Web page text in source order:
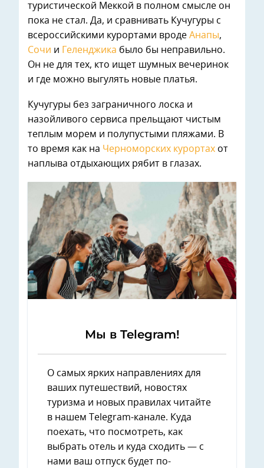
туристической Меккой в полном смысле он
пока не стал. Да, и сравнивать Кучугуры с
всероссийскими курортами вроде Анапы,
Сочи и Геленджика было бы неправильно.
Он не для тех, кто ищет шумных вечеринок
и где можно выгулять новые платья.
Кучугуры без заграничного лоска и
назойливого сервиса прельщают чистым
теплым морем и полупустыми пляжами. В
то время как на Черноморских курортах от
наплыва отдыхающих рябит в глазах.
Мы в Telegram!
О самых ярких направлениях для
ваших путешествий, новостях
туризма и новых правилах читайте
в нашем Telegram-канале. Куда
поехать, что посмотреть, как
выбрать отель и куда сходить — с
нами ваш отпуск будет по-